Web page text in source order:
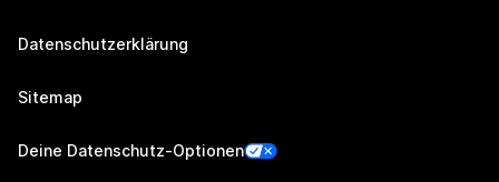
Datenschutzerklärung
Sitemap
Deine Datenschutz-Optionen